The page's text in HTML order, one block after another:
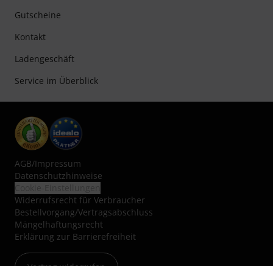
Gutscheine
Kontakt
Ladengeschäft
Service im Überblick
AGB/Impressum
Datenschutzhinweise
Widerrufsrecht für Verbraucher
Bestellvorgang/Vertragsabschluss
Mängelhaftungsrecht
Erklärung zur Barrierefreiheit